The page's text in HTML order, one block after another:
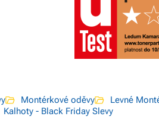
Montérkové oděvy Levné
Kalhoty - Black Friday Slevy